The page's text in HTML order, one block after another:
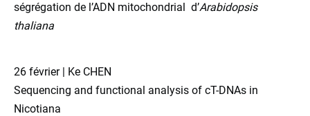
ségrégation de l’ADN mitochondrial d’Arabidopsis
thaliana
26 février | Ke CHEN
Sequencing and functional analysis of cT-DNAs in
Nicotiana